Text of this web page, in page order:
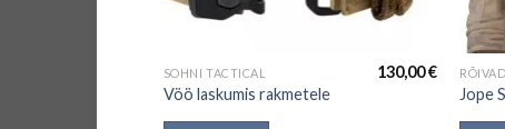
SOHNI TACTICAL
Vöö laskumis rakmetele
130,00€ RÕIVAD
Jope